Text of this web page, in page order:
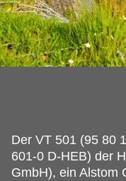
Der VT 501 (95 80
601-0 D-HEB) der
GmbH), ein Alstom